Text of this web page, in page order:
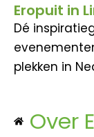
Eropuit in
Dé
plekken in
Over